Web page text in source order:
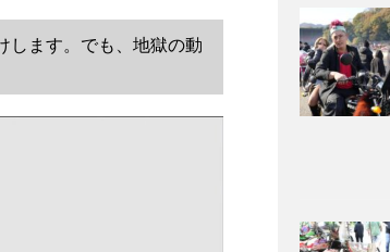
します。でも、地獄の動